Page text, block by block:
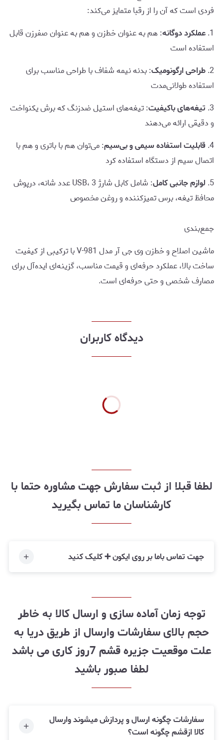
فردی است که آن را از رقبا متمایز می‌کند:
1. عملکرد دوگانه: هم به عنوان خط‌زن و هم به عنوان صفرزن قابل
استفاده است
2. طراحی ارگونومیک: بدنه نیمه شفاف با طراحی مناسب برای
استفاده طولانی‌مدت
3. تیغه‌های باکیفیت: تیغه‌های استیل ضدزنگ که برش یکنواخت
و دقیقی ارائه می‌دهند
4. قابلیت استفاده سیمی و بی‌سیم: می‌توان هم با باتری و هم با
اتصال سیم از دستگاه استفاده کرد
5. لوازم جانبی کامل
: شامل کابل شارژ USB، 3 عدد شانه، درپوش
محافظ تیغه، برس تمیزکننده و روغن مخصوص
جمع‌بندی
ماشین اصلاح و خط‌زن وی جی آر مدل V-981 با ترکیبی از کیفیت
ساخت بالا، عملکرد حرفه‌ای و قیمت مناسب، گزینه‌ای ایده‌آل برای
مصارف شخصی و حتی حرفه‌ای است.
دیدگاه کاربران
لطفا قبلا از ثبت سفارش جهت مشاوره حتما با
کارشناسان ما تماس بگیرید
جهت تماس باما بر روی ایکون ➕ کلیک کنید
توجه زمان آماده سازی و ارسال کالا به خاطر
حجم بالای سفارشات وارسال از طریق دریا به
علت موقعیت جزیره قشم 7روز کاری می باشد
لطفا صبور باشید
سفارشات چگونه ارسال و پردازش میشوند وارسال
کالا ازقشم چگونه است؟